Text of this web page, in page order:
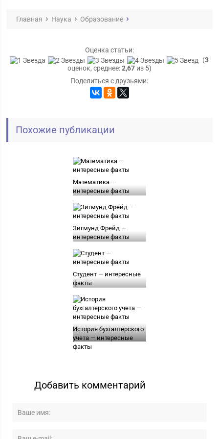
Главная Наука Образование
Оценка статьи:
(3
оценок, среднее:2,67из 5)
Поделиться с друзьями:
Похожие публикации
Математика —
интересные факты
Зигмунд Фрейд —
интересные факты
Студент — интересные
факты
История бухгалтерского
учета — интересные
факты
Добавить комментарий